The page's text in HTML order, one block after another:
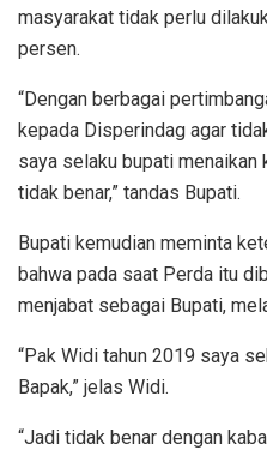
masyarakat tidak perlu
persen.
“Dengan berbagai
kepada Disperindag agar
saya selaku bupati
tidak benar,” tandas Bupati.
Bupati kemudian meminta
bahwa pada saat Perda itu
menjabat sebagai Bupati,
“Pak Widi tahun 2019 saya
Bapak,” jelas Widi.
“Jadi tidak benar dengan